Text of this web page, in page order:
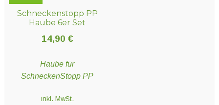
Schneckenstopp PP
Haube 6er Set
14,90 €
Haube für
SchneckenStopp PP
inkl. MwSt.